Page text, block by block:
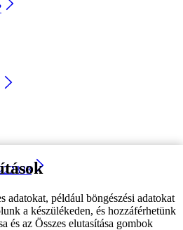
adatokat, például böngészési adatokat
a készülékeden, és hozzáférhetünk
és az Összes elutasítása gombok